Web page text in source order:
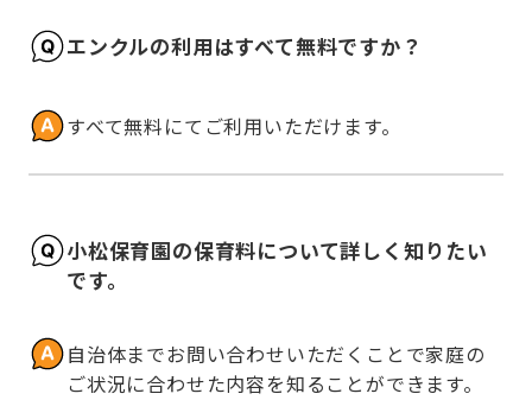
エンクルの利用はすべて無料ですか？
すべて無料にてご利用いただけます。
小松保育園の保育料について詳しく知りたい
です。
自治体までお問い合わせいただくことで家庭の
ご状況に合わせた内容を知ることができます。